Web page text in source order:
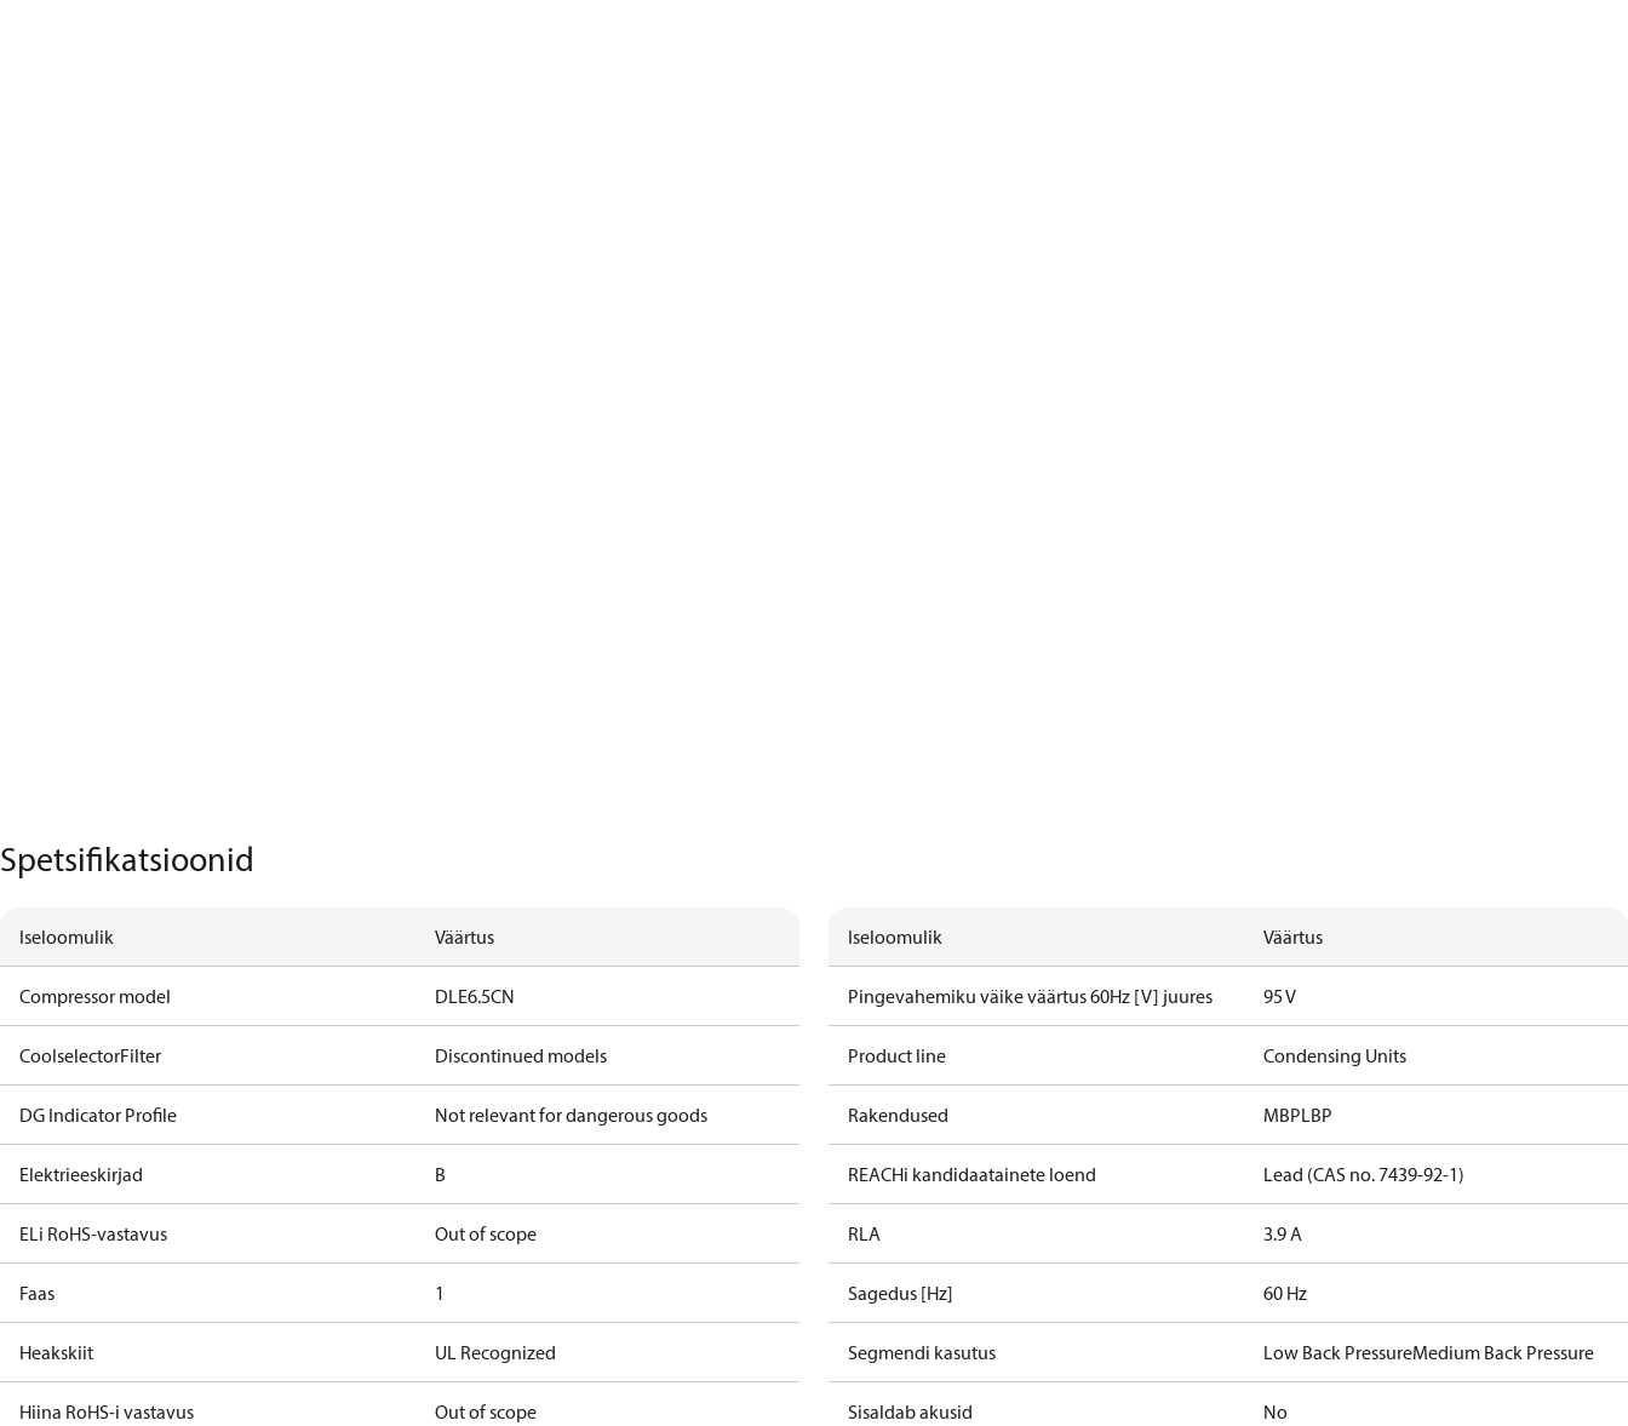
Spetsifikatsioonid
Iseloomulik Väärtus
Compressor model DLE6.5CN
CoolselectorFilter Discontinued models
DG Indicator Profile Not relevant for dangerous goods
Elektrieeskirjad B
ELi RoHS-vastavus Out of scope
Faas 1
Heakskiit UL Recognized
Hiina RoHS-i vastavus Out of scope
Iseloomulik Väärtus
Pingevahemiku väike väärtus 60Hz [V] juures 95 V
Product line Condensing Units
Rakendused MBPLBP
REACHi kandidaatainete loend Lead (CAS no. 7439-92-1)
RLA 3.9 A
Sagedus [Hz] 60 Hz
Segmendi kasutus Low Back PressureMedium Back Pressure
Sisaldab akusid No